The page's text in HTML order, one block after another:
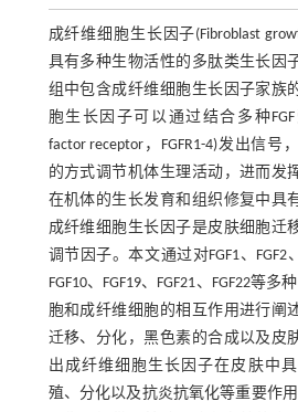
成纤维细胞生长因子(Fibroblast
具有多种生物活性的多肽类生长因
组中包含成纤维细胞生长因子家族
胞生长因子可以通过结合多种FGF
factor receptor，FGFR1-4)发出信
的方式调节机体生理活动，进而发
在机体的生长发育和组织修复中具
成纤维细胞生长因子是皮肤细胞迁
调节因子。本文通过对FGF1、FGF2、
FGF10、FGF19、FGF21、FGF22等多
胞和成纤维细胞的相互作用进行阐
迁移、分化，黑色素的合成以及皮
出成纤维细胞生长因子在皮肤中
殖、分化以及抗炎抗氧化等重要作